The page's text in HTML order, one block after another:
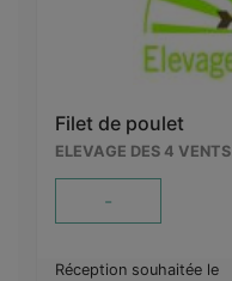
Filet de poulet
ELEVAGE DES 4 VENTS
-
Réception souhaitée le